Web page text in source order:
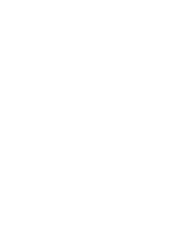
et d'autres